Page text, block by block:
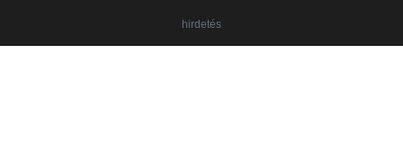
hirdetés